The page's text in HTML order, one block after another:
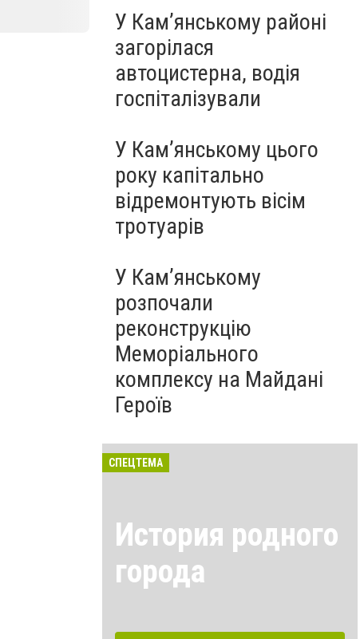
У Кам’янському районі
загорілася
автоцистерна, водія
госпіталізували
У Кам’янському цього
року капітально
відремонтують вісім
тротуарів
У Кам’янському
розпочали
реконструкцію
Меморіального
комплексу на Майдані
Героїв
СПЕЦТЕМА
История родного
города